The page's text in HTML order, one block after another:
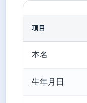
項目
本名
生年月日